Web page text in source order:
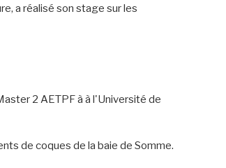
a réalisé son stage sur les
2 AETPF à à l'Université de
de coques de la baie de Somme.